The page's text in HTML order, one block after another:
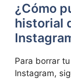
¿Cómo
historial
Para‌ borrar
Instagram,